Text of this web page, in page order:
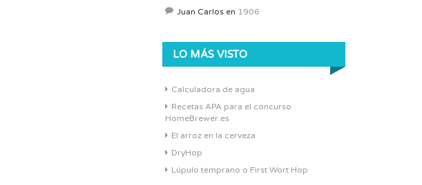
Juan Carlos en 1906
LO MÁS VISTO
Calculadora de agua
Recetas APA para el concurso
HomeBrewer.es
El arroz en la cerveza
DryHop
Lúpulo temprano o First Wort Hop